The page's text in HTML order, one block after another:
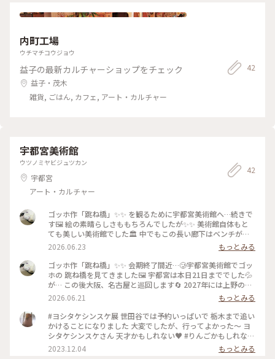
内町工場
ウチマチコウジョウ
益子の最新カルチャーショップをチェック
益子・茂木
雑貨, ごはん, カフェ, アート・カルチャー
42
宇都宮美術館
ウツノミヤビジュツカン
宇都宮
アート・カルチャー
42
ゴッホ作「跳ね橋」✨✨ を観るために宇都宮美術館へ…続きで
す🖼️ 絵の素晴らしさももちろんでしたが✨✨ 美術館自体もと
ても美しい美術館でした🏛️ 中でもこの長い廊下はベンチが
所々に置かれ🪑 大きなガラス窓からは庭の緑と陽が差し込み
🌿 ぼっーと眺めていたくなる空間でした😌 また建物の一部に
は大谷石が使われていて 趣きがあります🥰 駐車場から美術館
までの道程も林の中を 歩いて行きますが🌳🌲🌳🌲 この時点で
ワクワクとテンションが⤴️😆 レジャーシートを敷いてここで
のんびり ランチするのも楽しいかもしれません🥪🥤😊 すっか
りお気に入りスポットになりました💚 #ひみつの絶景 #ことり
っぷ栃木 #宇都宮美術館 #ゴッホの跳ね橋と印象派の画家たち
#フィンセントファンゴッホ #跳ね橋 #アルル時代 #印象派 #大
谷石
2026.06.23
もっとみる
ゴッホ作「跳ね橋」✨✨ 会期終了間近…🥲宇都宮美術館でゴッ
ホの 跳ね橋を見てきました🖼️ 宇都宮は本日21日まででした💦
が… この後大阪、名古屋と巡回します🔄 2027年には上野の森
美術館で「アルルの跳ね橋展」 も行われるそう(来年の話で
す 笑) こちらは神戸、福島、東京での大ゴッホ展の 企画展の
一つです🙂 いずれもゴッホの黄金期と言われるアルル時代に
描いたもので、アルルで描いた跳ね橋の絵が 何枚かある事を
今回初めて知りました😅 どちらもとても貴重な作品でオラン
ダ国外に 貸し出されるのは相当珍しいそう…🥰 しかも宇都宮
美術館の跳ね橋展では殆どの 作品が撮影OKでした🆗 ゴッホだ
2026.06.21
もっとみる
#ヨシタケシンスケ展 世田谷では予約いっぱいで 栃木まで追い
かけることになりました 大変でしたが、行ってよかった～ ヨ
シタケシンスケさん 天才かもしれない♥️ #りんごかもしれない
#ヨシタケシンスケ
2023.12.04 もっとみる